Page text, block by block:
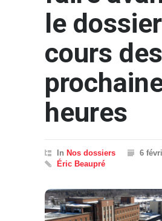
le
cours des
heures
In Nos dossiers
6
Éric Beaupré